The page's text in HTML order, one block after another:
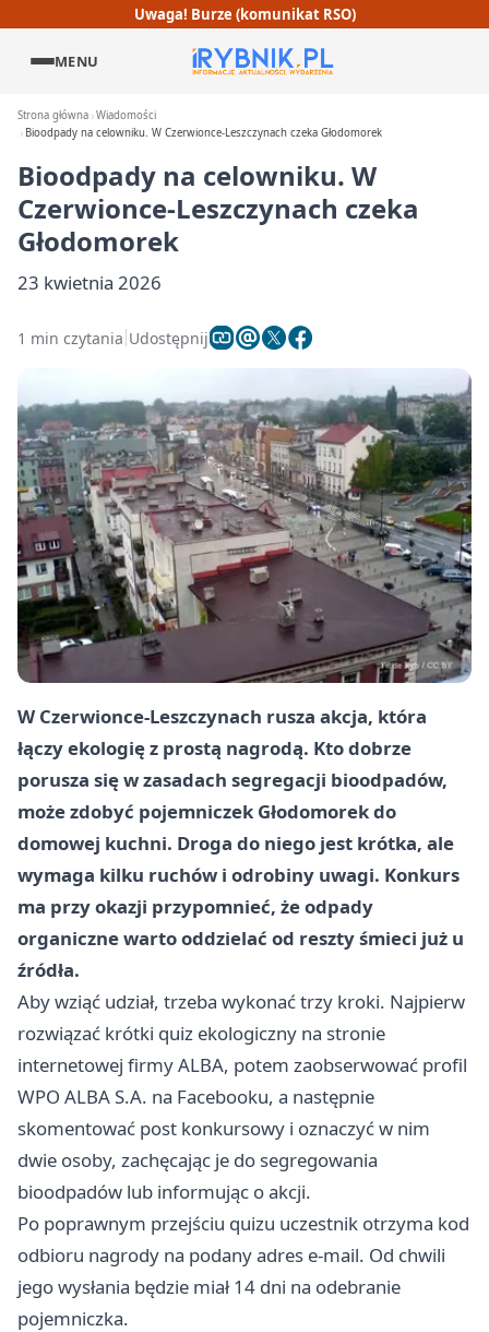
Uwaga! Burze (komunikat RSO)
MENU
Strona główna Wiadomości
Bioodpady na celowniku. W Czerwionce-Leszczynach czeka Głodomorek
Bioodpady na celowniku. W
Czerwionce-Leszczynach czeka
Głodomorek
23 kwietnia 2026
1 min czytania Udostępnij
W Czerwionce-Leszczynach rusza akcja, która
łączy ekologię z prostą nagrodą. Kto dobrze
porusza się w zasadach segregacji bioodpadów,
może zdobyć pojemniczek Głodomorek do
domowej kuchni. Droga do niego jest krótka, ale
wymaga kilku ruchów i odrobiny uwagi. Konkurs
ma przy okazji przypomnieć, że odpady
organiczne warto oddzielać od reszty śmieci już u
źródła.
Aby wziąć udział, trzeba wykonać trzy kroki. Najpierw
rozwiązać krótki quiz ekologiczny na stronie
internetowej firmy ALBA, potem zaobserwować profil
WPO ALBA S.A. na Facebooku, a następnie
skomentować post konkursowy i oznaczyć w nim
dwie osoby, zachęcając je do segregowania
bioodpadów lub informując o akcji.
Po poprawnym przejściu quizu uczestnik otrzyma kod
odbioru nagrody na podany adres e-mail. Od chwili
jego wysłania będzie miał 14 dni na odebranie
pojemniczka.